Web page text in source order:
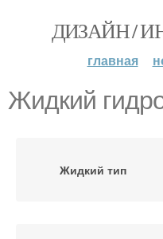
ДИЗАЙН /
главная
Жидкий
Жидкий тип